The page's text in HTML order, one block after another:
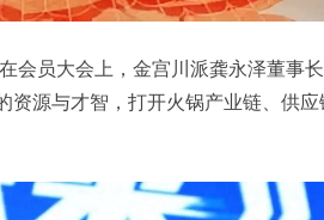
会员大会上，金宫川派龚永泽董事
资源与才智，打开火锅产业链、供